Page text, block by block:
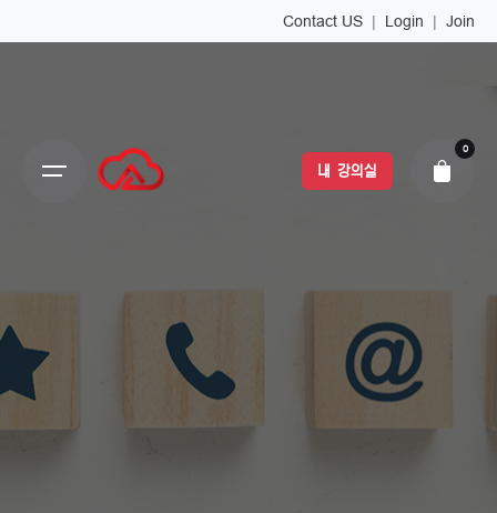
Join
|
Login
|
Contact US
내 강의실
0